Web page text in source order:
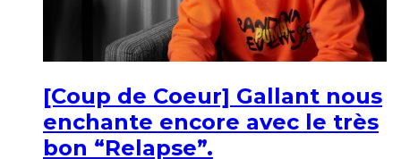
[Coup de Coeur] Gallant nous
enchante encore avec le très
bon “Relapse”.